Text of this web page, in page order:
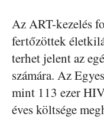
Az ART-kezelés
fertőzöttek
terhet jelent az
számára. Az
mint 113 ezer
éves költsége